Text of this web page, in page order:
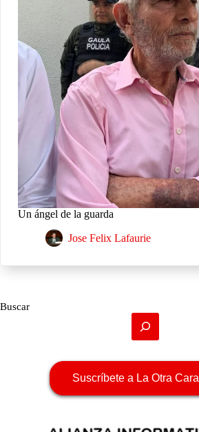
Un ángel de la guarda
Jose Felix Lafaurie
Buscar
Suscríbete a La Otra Cara